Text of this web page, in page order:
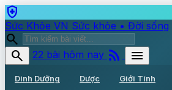
health_and_safety
Sức Khỏe VN Sức khỏe • Đời sống
search
search
22 bài hôm nay rss_feed menu
Dinh Dưỡng Dược Giới Tính